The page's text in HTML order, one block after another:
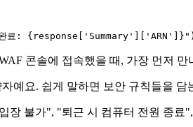
료: {response[ 'Summary' 'ARN' ]} "
콘솔에 접속했을 때, 가장 먼저
자예요. 쉽게 말하면 보안 규칙들을
장 불가", "퇴근 시 컴퓨터 전원 종